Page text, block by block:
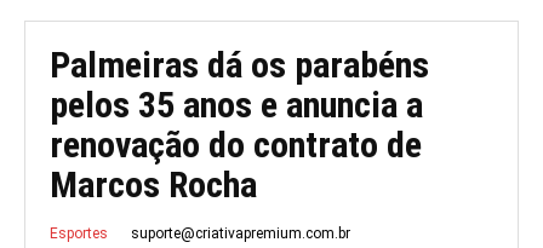
Palmeiras dá os parabéns
pelos 35 anos e anuncia a
renovação do contrato de
Marcos Rocha
Esportes
suporte@criativapremium.com.br